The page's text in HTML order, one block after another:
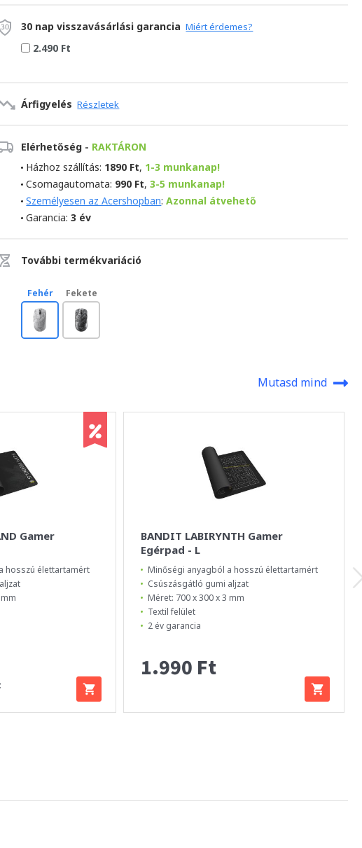
30 nap visszavásárlási garancia Miért érdemes?
2.490 Ft
Árfigyelés Részletek
Elérhetőség - RAKTÁRON
Házhoz szállítás: 1890 Ft, 1-3 munkanap!
Csomagautomata: 990 Ft,3-5 munkanap!
Személyesen az Acershopban:Azonnal átvehető
Garancia:3 év
További termékvariáció
Fehér Fekete
Mutasd mind
Gamer
hosszú élettartamért
BANDIT LABIRYNTH Gamer
Egérpad - L
Minőségi anyagból a hosszú élettartamért
Csúszásgátló gumi aljzat
Méret: 700 x 300 x 3 mm
Textil felület
2 év garancia
1.990 Ft